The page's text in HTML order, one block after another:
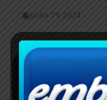
junho 19, 2024